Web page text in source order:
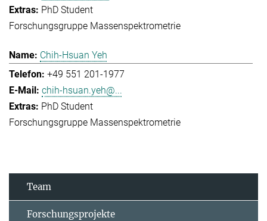
PhD Student
Forschungsgruppe Massenspektrometrie
Chih-Hsuan Yeh
+49 551 201-1977
chih-hsuan.yeh@...
PhD Student
Forschungsgruppe Massenspektrometrie
Team
Forschungsprojekte